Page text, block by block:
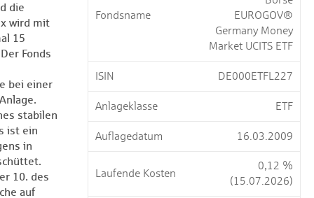
die
wird mit
15
Fonds
bei einer
stabilen
ist ein
in
10. des
auf
Fondsname
EUROGOV®
Germany Money
Market UCITS ETF
ISIN DE000ETFL227
Anlageklasse ETF
Auflagedatum 16.03.2009
Laufende Kosten
0,12 %
(15.07.2026)